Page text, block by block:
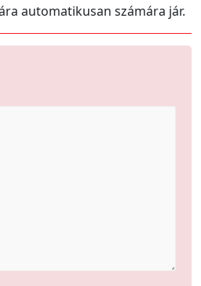
automatikusan számára jár.